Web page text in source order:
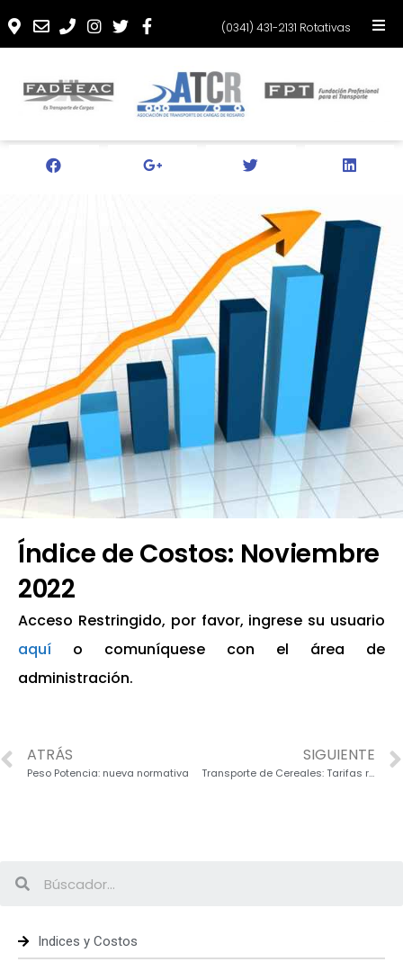
(0341) 431-2131 Rotativas
Índice de Costos: Noviembre
2022
Acceso Restringido, por favor, ingrese su usuario
aquí o comuníquese con el área de
administración.
ATRÁS
Peso Potencia: nueva normativa
SIGUIENTE
Transporte de Cereales: Tarifas referencia PBA
Indices y Costos